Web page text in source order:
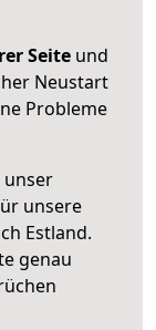
Seite und
Neustart
Probleme
unser
unsere
Estland.
genau